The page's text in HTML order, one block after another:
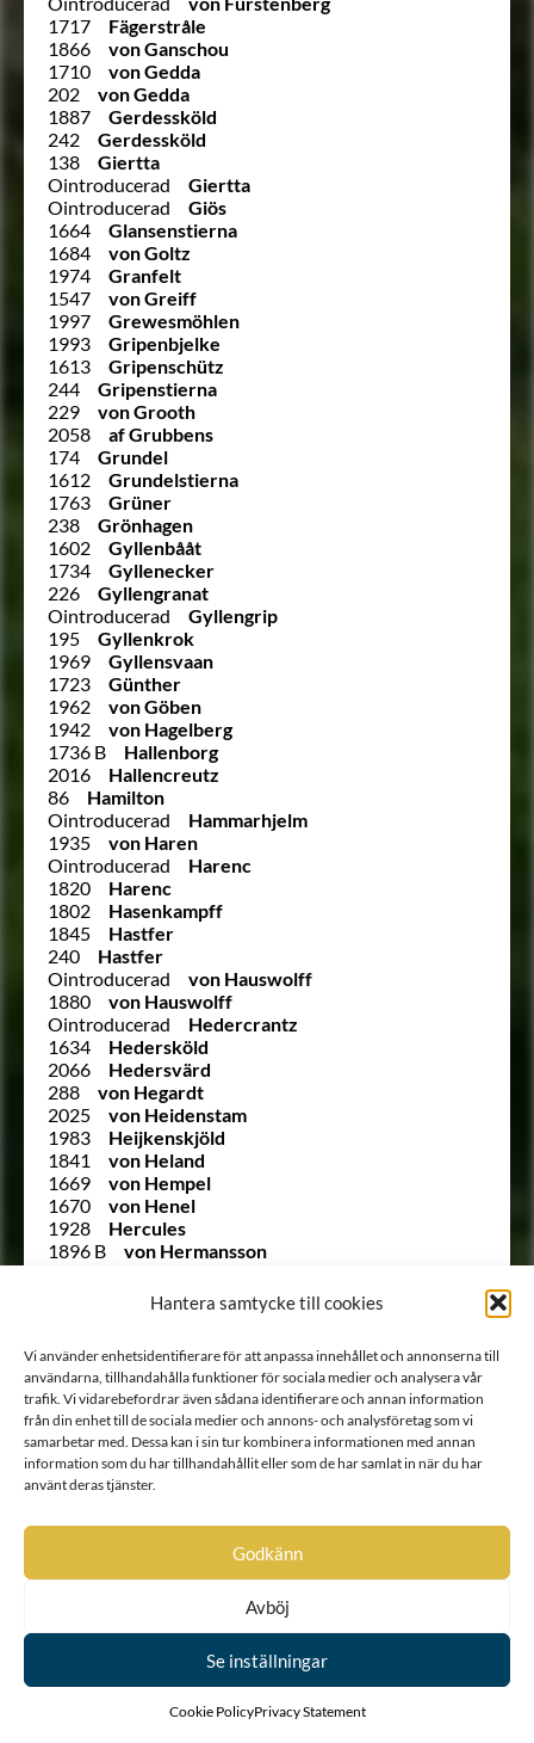
Hantera samtycke till cookies
Vi använder enhetsidentifierare för att anpassa innehållet och annonserna till
användarna, tillhandahålla funktioner för sociala medier och analysera vår
trafik. Vi vidarebefordrar även sådana identifierare och annan information
från din enhet till de sociala medier och annons- och analysföretag som vi
samarbetar med. Dessa kan i sin tur kombinera informationen med annan
information som du har tillhandahållit eller som de har samlat in när du har
använt deras tjänster.
Godkänn
Avböj
Se inställningar
Cookie PolicyPrivacy Statement
1717
Fägerstråle
1866
von Ganschou
1710
von Gedda
202
von Gedda
1887
Gerdessköld
242
Gerdessköld
138
Giertta
Ointroducerad
Giertta
Ointroducerad
Giös
1664
Glansenstierna
1684
von Goltz
1974
Granfelt
1547
von Greiff
1997
Grewesmöhlen
1993
Gripenbjelke
1613
Gripenschütz
244
Gripenstierna
229
von Grooth
2058
af Grubbens
174
Grundel
1612
Grundelstierna
1763
Grüner
238
Grönhagen
1602
Gyllenbååt
1734
Gyllenecker
226
Gyllengranat
Ointroducerad
Gyllengrip
195
Gyllenkrok
1969
Gyllensvaan
1723
Günther
1962
von Göben
1942
von Hagelberg
1736 B
Hallenborg
2016
Hallencreutz
86
Hamilton
Ointroducerad
Hammarhjelm
1935
von Haren
Ointroducerad
Harenc
1820
Harenc
1802
Hasenkampff
1845
Hastfer
240
Hastfer
Ointroducerad
von Hauswolff
1880
von Hauswolff
Ointroducerad
Hedercrantz
1634
Hedersköld
2066
Hedersvärd
288
von Hegardt
2025
von Heidenstam
1983
Heijkenskjöld
1841
von Heland
1669
von Hempel
1670
von Henel
1928
Hercules
1896 B
von Hermansson
von Hermansson
2021
Hertzenhielm
82
von Hessenstein
250
Hierta
2012
Hiort af Ornäs
2002
Hisinger
Ointroducerad
Ointroducerad
1689
Hoenstierna
Horguelin
1910 B
Horn af Rantzien
Horn af Rantzien
265
Horn af Rantzien
Horn af Rantzien